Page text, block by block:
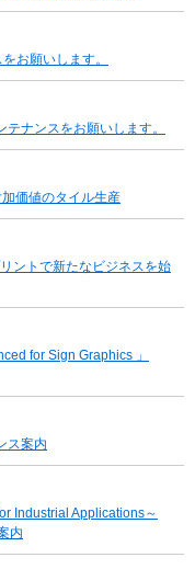
お願いします。
ナンスをお願いします。
価値のタイル生産
ントで新たなビジネスを始
for Sign Graphics 」
ス案内
Industrial Applications～
内